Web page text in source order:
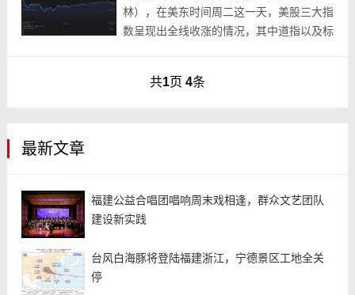
林），在美东时间周二这一天，美股三大指
数呈现出全线收涨的情况，其中道指以及标
导体...共1页 4条
最新文章
福建公益合唱团唱响周末戏相逢，群众文艺团队
建设新实践
台风白海豚将登陆福建浙江，宁德景区工地全关
停